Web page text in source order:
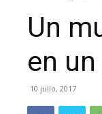
Un
en
10 julio, 2017